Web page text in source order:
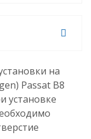
на
Passat B8
установке